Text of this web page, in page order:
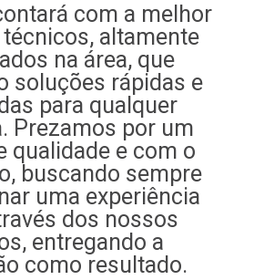
com a melhor
altamente
na área, que
soluções rápidas e
para qualquer
Prezamos por um
qualidade e com o
buscando sempre
uma experiência
dos nossos
entregando a
como resultado.